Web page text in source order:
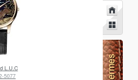
L.U.C
5077